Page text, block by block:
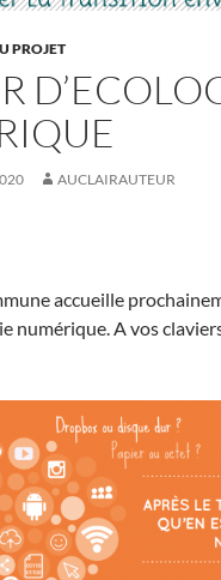
PROJET
AUCLAIRAUTEUR
accueille
numérique. A vos